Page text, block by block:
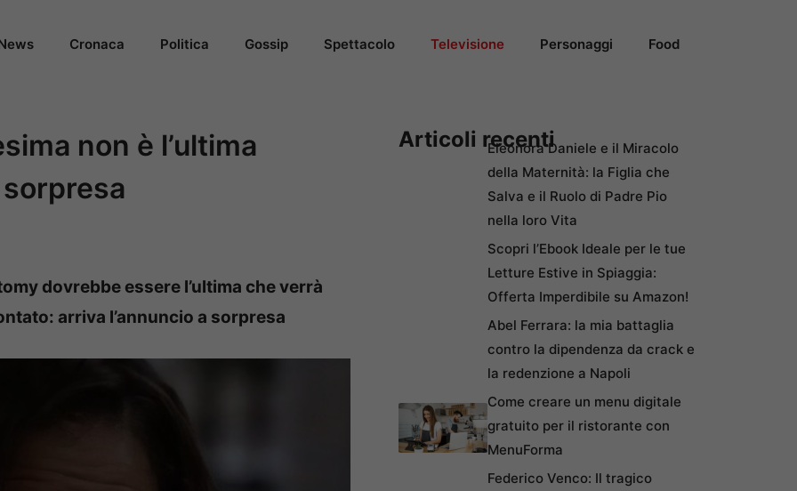
Cronaca Politica Gossip Spettacolo Televisione Personaggi Food
non è l’ultima
dovrebbe essere l’ultima che verrà
arriva l’annuncio a sorpresa
Articoli recentiEleonora Daniele e il Miracolo
della Maternità: la Figlia che
Salva e il Ruolo di Padre Pio
nella loro Vita
Scopri l’Ebook Ideale per le tue
Letture Estive in Spiaggia:
Offerta Imperdibile su Amazon!
Abel Ferrara: la mia battaglia
contro la dipendenza da crack e
la redenzione a Napoli
Come creare un menu digitale
gratuito per il ristorante con
MenuForma
Federico Venco: Il tragico